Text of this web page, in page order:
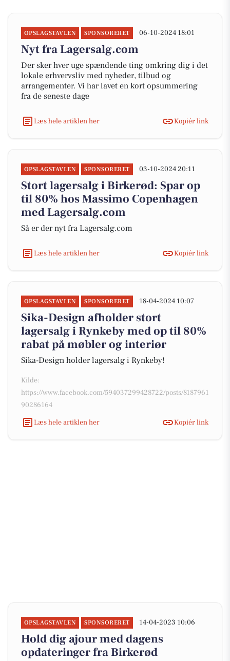
OPSLAGSTAVLEN SPONSORERET 06-10-2024 18:01
Nyt fra Lagersalg.com
Der sker hver uge spændende ting omkring dig i det
lokale erhvervsliv med nyheder, tilbud og
arrangementer. Vi har lavet en kort opsummering
fra de seneste dage
Læs hele artiklen her Kopiér link
OPSLAGSTAVLEN SPONSORERET 03-10-2024 20:11
Stort lagersalg i Birkerød: Spar op
til 80% hos Massimo Copenhagen
med Lagersalg.com
Så er der nyt fra Lagersalg.com
Læs hele artiklen her Kopiér link
OPSLAGSTAVLEN SPONSORERET 18-04-2024 10:07
Sika-Design afholder stort
lagersalg i Rynkeby med op til 80%
rabat på møbler og interiør
Sika-Design holder lagersalg i Rynkeby!
Kilde:
https://www.facebook.com/594037299428722/posts/8187961
90286164
Læs hele artiklen her
Kopiér link
OPSLAGSTAVLEN SPONSORERET 14-04-2023 10:06
Hold dig ajour med dagens
opdateringer fra Birkerød